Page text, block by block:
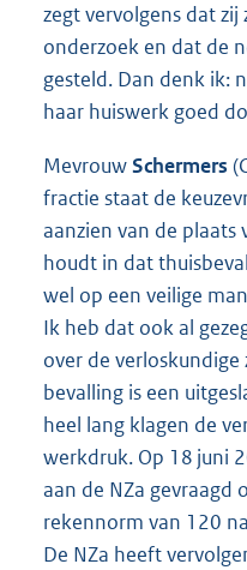
zegt vervolgens dat
onderzoek en dat de
gesteld. Dan denk ik:
haar huiswerk goed
MevrouwSchermers
fractie staat de
aanzien van de
houdt in dat
wel op een veilige
Ik heb dat ook al
over de verloskundige
bevalling is een
heel lang klagen de
werkdruk. Op 18 juni
aan de NZa gevraagd
rekennorm van 120
De NZa heeft